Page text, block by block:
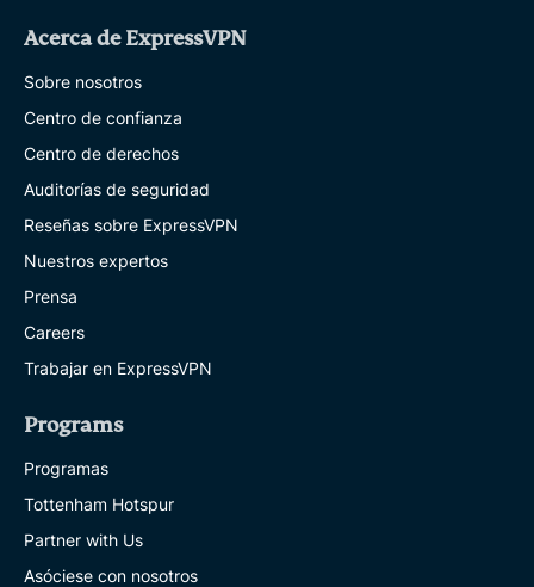
Acerca de ExpressVPN
Sobre nosotros
Centro de confianza
Centro de derechos
Auditorías de seguridad
Reseñas sobre ExpressVPN
Nuestros expertos
Prensa
Careers
Trabajar en ExpressVPN
Programs
Programas
Tottenham Hotspur
Partner with Us
Asóciese con nosotros